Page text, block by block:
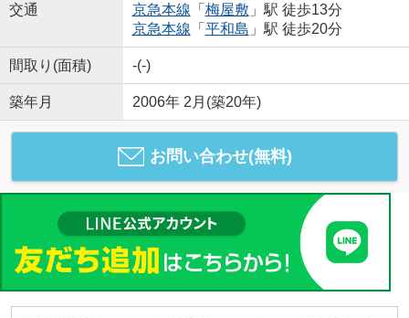
交通
京急本線 「 梅屋敷 」駅 徒歩13分
京急本線 「 平和島 」駅 徒歩20分
間取り(面積) -(-)
築年月 2006年 2月(築20年)
お問い合わせ(無料)